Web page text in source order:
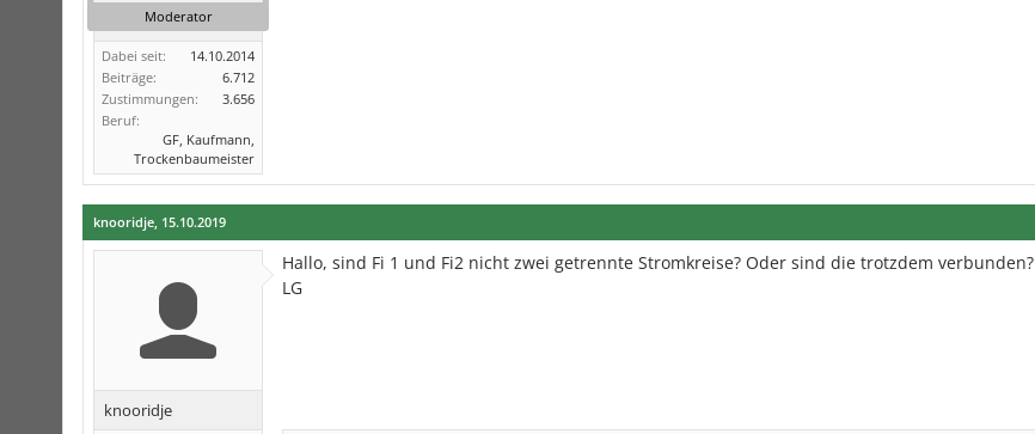
Moderator
Dabei seit:
14.10.2014
Beiträge:
6.712
Zustimmungen:
3.656
Beruf:
GF, Kaufmann,
Trockenbaumeister
knooridje, 15.10.2019
knooridje
Hallo, sind Fi 1 und Fi2 nicht zwei getrennte Stromkreise? Oder sind die trotzdem verbunden?
LG